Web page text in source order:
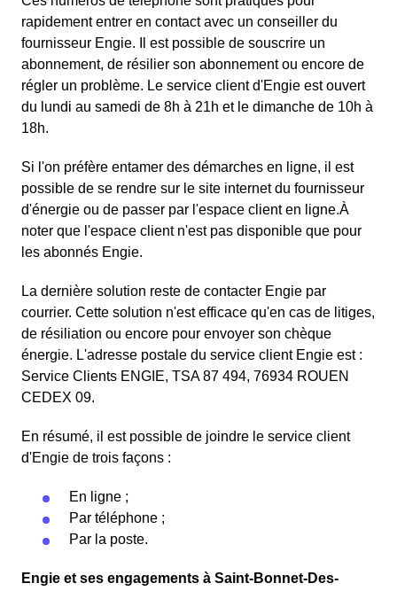
rapidement entrer en contact avec un conseiller du
fournisseur Engie. Il est possible de souscrire un
abonnement, de résilier son abonnement ou encore de
régler un problème. Le service client d'Engie est ouvert
du lundi au samedi de 8h à 21h et le dimanche de 10h à
18h.
Si l'on préfère entamer des démarches en ligne, il est
possible de se rendre sur le site internet du fournisseur
d'énergie ou de passer par l'espace client en ligne.À
noter que l'espace client n'est pas disponible que pour
les abonnés Engie.
La dernière solution reste de contacter Engie par
courrier. Cette solution n'est efficace qu'en cas de litiges,
de résiliation ou encore pour envoyer son chèque
énergie. L'adresse postale du service client Engie est :
Service Clients ENGIE, TSA 87 494, 76934 ROUEN
CEDEX 09.
En résumé, il est possible de joindre le service client
d'Engie de trois façons :
En ligne ;
Par téléphone ;
Par la poste.
Engie et ses engagements à Saint-Bonnet-Des-